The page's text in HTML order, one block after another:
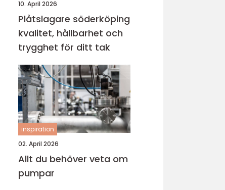
10. April 2026
Plåtslagare söderköping
kvalitet, hållbarhet och
trygghet för ditt tak
inspiration
02. April 2026
Allt du behöver veta om
pumpar